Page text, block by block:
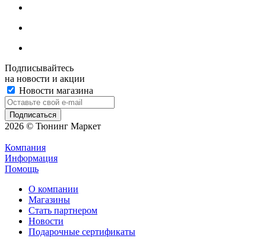
Подписывайтесь
на новости и акции
Новости магазина
2026 © Тюнинг Маркет
Компания
Информация
Помощь
О компании
Магазины
Стать партнером
Новости
Подарочные сертификаты